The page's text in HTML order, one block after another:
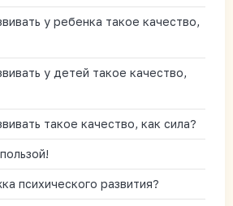
у ребенка такое качество,
у детей такое качество,
такое качество, как сила?
психического развития?